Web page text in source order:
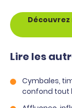
Lire les
Cymbales,
confond tout